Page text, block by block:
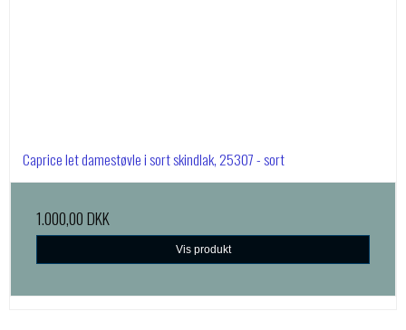
Caprice let damestøvle i sort skindlak, 25307 - sort
1.000,00 DKK
Vis produkt